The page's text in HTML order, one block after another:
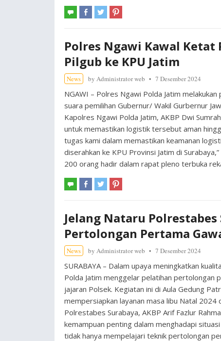
Polres Ngawi Kawal
Pilgub ke KPU Jatim
News by Administrator web 7 Desember 2024
NGAWI – Polres Ngawi Polda Jatim
suara pemilihan Gubernur/ Wakil Gurbernur
Kapolres Ngawi Polda Jatim, AKBP Dwi
untuk memastikan logistik tersebut aman
tugas kami dalam memastikan keamanan
diserahkan ke KPU Provinsi Jatim di
200 orang hadir dalam rapat pleno terbuka
Jelang Nataru
Pertolongan Pertama
News by Administrator web 7 Desember 2024
SURABAYA – Dalam upaya meningkatkan
Polda Jatim menggelar pelatihan pertolongan
jajaran Polsek. Kegiatan ini di Aula Gedung
mempersiapkan layanan masa libu Natal
Polrestabes Surabaya, AKBP Arif Fazlur
kemampuan penting dalam menghadapi
tidak hanya mempelajari teknik pertolongan